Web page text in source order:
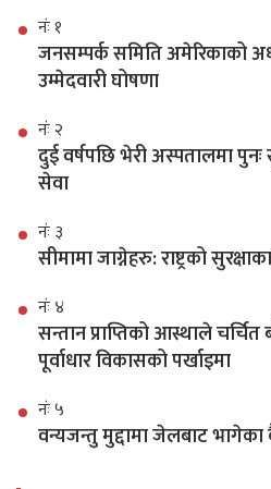
नंः १
जनसम्पर्क समिति अमेरिकाको
उम्मेदवारी घोषणा
नंः २
दुई वर्षपछि भेरी अस्पतालमा
सेवा
नंः ३
सीमामा जाग्नेहरु: राष्ट्रको
नंः ४
सन्तान प्राप्तिको आस्थाले
पूर्वाधार विकासको पर्खाइमा
नंः ५
वन्यजन्तु मुद्दामा जेलबाट